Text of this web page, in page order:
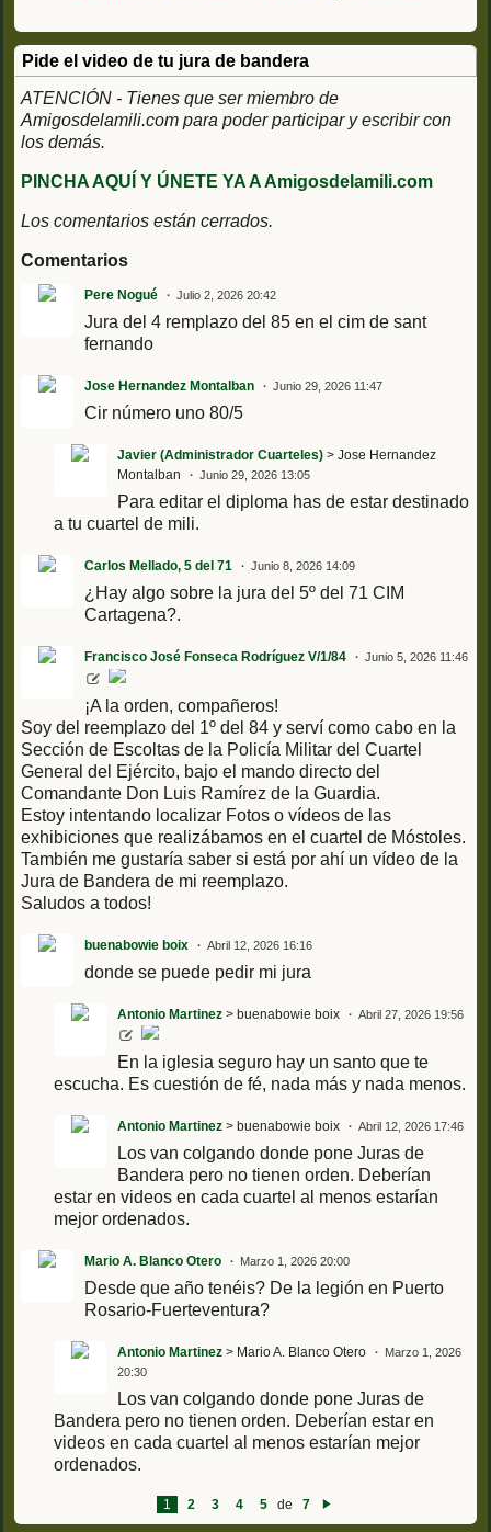
Pide el video de tu jura de bandera
ATENCIÓN - Tienes que ser miembro de
Amigosdelamili.com para poder participar y escribir con
los demás.
PINCHA AQUÍ Y ÚNETE YA A Amigosdelamili.com
Los comentarios están cerrados.
Comentarios
Pere Nogué Julio 2, 2026 20:42
Jura del 4 remplazo del 85 en el cim de sant
fernando
Jose Hernandez Montalban Junio 29, 2026 11:47
Cir número uno 80/5
Javier (Administrador Cuarteles) > Jose Hernandez
Montalban
Junio 29, 2026 13:05
Para editar el diploma has de estar destinado
a tu cuartel de mili.
Carlos Mellado, 5 del 71 Junio 8, 2026 14:09
¿Hay algo sobre la jura del 5º del 71 CIM
Cartagena?.
Francisco José Fonseca Rodríguez V/1/84 Junio 5, 2026 11:46
¡A la orden, compañeros!
Soy del reemplazo del 1º del 84 y serví como cabo en la
Sección de Escoltas de la Policía Militar del Cuartel
General del Ejército, bajo el mando directo del
Comandante Don Luis Ramírez de la Guardia.
Estoy intentando localizar Fotos o vídeos de las
exhibiciones que realizábamos en el cuartel de Móstoles.
También me gustaría saber si está por ahí un vídeo de la
Jura de Bandera de mi reemplazo.
Saludos a todos!
buenabowie boix Abril 12, 2026 16:16
donde se puede pedir mi jura
Antonio Martinez > buenabowie boix Abril 27, 2026 19:56
En la iglesia seguro hay un santo que te
escucha. Es cuestión de fé, nada más y nada menos.
Antonio Martinez > buenabowie boix Abril 12, 2026 17:46
Los van colgando donde pone Juras de
Bandera pero no tienen orden. Deberían
estar en videos en cada cuartel al menos estarían
mejor ordenados.
Mario A. Blanco Otero Marzo 1, 2026 20:00
Desde que año tenéis? De la legión en Puerto
Rosario-Fuerteventura?
Antonio Martinez > Mario A. Blanco Otero
Marzo 1, 2026
20:30
Los van colgando donde pone Juras de
Bandera pero no tienen orden. Deberían estar en
videos en cada cuartel al menos estarían mejor
ordenados.
1 2 3 4 5 de
7